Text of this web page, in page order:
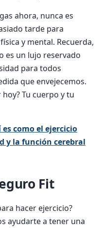
ahora, nunca es
tarde para
y mental. Recuerda,
es un lujo reservado
para todos
que envejecemos.
Tu cuerpo y tu
es como el ejercicio
y la función cerebral
Fit
hacer ejercicio?
ayudarte a tener una